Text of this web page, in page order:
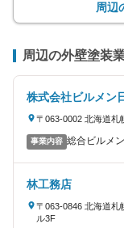
周辺
周辺の外壁塗装
株式会社ビルメン
〒063-0002 北海道札
事業内容 総合ビルメ
林工務店
〒063-0846 北海道札
ル3F